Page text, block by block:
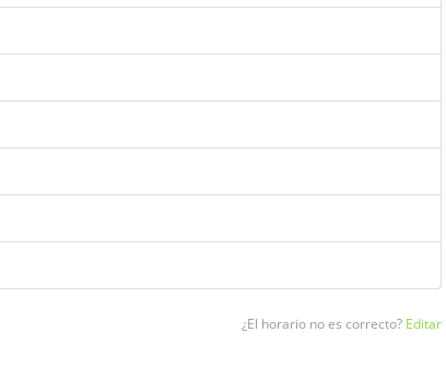
¿El horario no es correcto? Editar